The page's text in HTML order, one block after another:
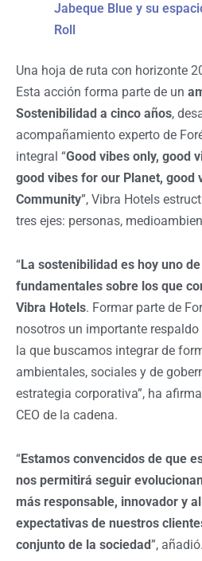
Jabeque Blue y su
Roll
Una hoja de ruta con horizonte
Esta acción forma parte de un
Sostenibilidad a cinco años,
acompañamiento experto de
integral “Good vibes only, good
good vibes for our Planet, good
Community”, Vibra Hotels
tres ejes: personas,
“La sostenibilidad es hoy uno
fundamentales sobre los que
Vibra Hotels. Formar parte de
nosotros un importante respaldo
la que buscamos integrar de
ambientales, sociales y de
estrategia corporativa”, ha
CEO de la cadena.
“Estamos convencidos de que
nos permitirá seguir
más responsable, innovador y
expectativas de nuestros
conjunto de la sociedad”, añadió.